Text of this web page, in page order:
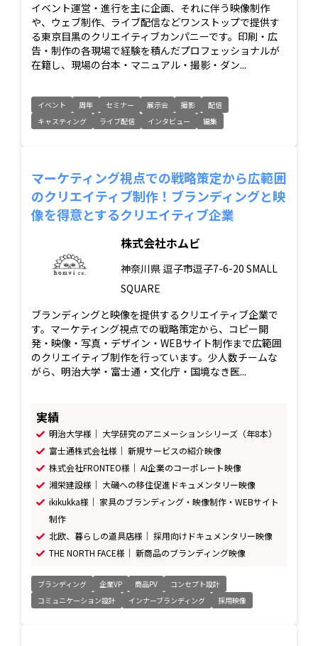
イベント運営・進行を主に企画、それに伴う映像制作
や、ウェブ制作、ライブ配信などワンストップで提供す
る東京目黒のクリエイティブカンパニーです。印刷・広
告・制作の各現場で経験を積んだプロフェッショナルが
在籍し、現場の台本・マニュアル・撮影・ダン...
イベント 周年 セミナー 展示会 撮影
配信
キャスティング
ライブ配信 インタビュー 編集
マーケティング視点での戦略策定から広範囲
のクリエイティブ制作！ブランディングと映
像を得意とするクリエイティブ企業
株式会社ホムビ
神奈川県 逗子市逗子7-6-20 SMALL
SQUARE
ブランディングと映像を提供するクリエイティブ企業で
す。マーケティング視点での戦略策定から、コピー開
発・映像・写真・デザイン・WEBサイト制作まで広範囲
のクリエイティブ制作を行っています。少人数チームな
がら、明治大学・富士通・文化庁・国境なき医...
実績
明治大学様｜ 大学研究のアニメーションシリーズ（年8本）
富士通株式会社様｜ 新規サービスの紹介映像
株式会社FRONTEO様｜ AI企業のコーポレート映像
湘栄建設様｜ 大磯への移住促進ドキュメンタリー映像
ikikukka様｜ 家具のブランディング・映像制作・WEBサイト
制作
北欧、暮らしの道具店様｜ 採用向けドキュメンタリー映像
THE NORTH FACE様｜ 新商品のブランディング映像
ブランディング 企業VP 商品PV
コンセプト設計
コミュニケーション設計
インナーブランディング 採用映像